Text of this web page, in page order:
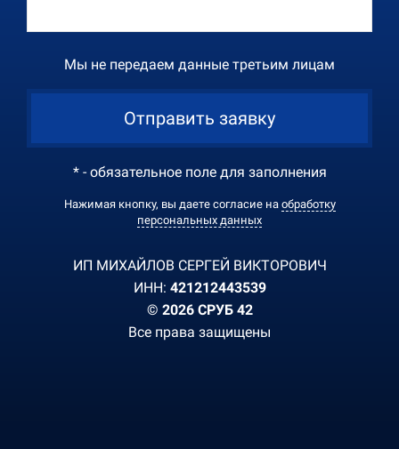
Мы не передаем данные третьим лицам
Отправить заявку
* - обязательное поле для заполнения
Нажимая кнопку, вы даете согласие на обработку
персональных данных
ИП МИХАЙЛОВ СЕРГЕЙ ВИКТОРОВИЧ
ИНН: 421212443539
© 2026 СРУБ 42
Все права защищены